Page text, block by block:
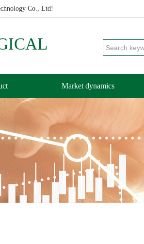
Co., Ltd!
Market dynamics